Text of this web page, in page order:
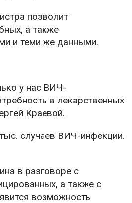
позволит
а также
и теми же данными.
у нас ВИЧ-
в лекарственных
Краевой.
случаев ВИЧ-инфекции.
в разговоре с
а также с
возможность